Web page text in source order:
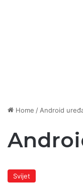
Home / Android
Svijet